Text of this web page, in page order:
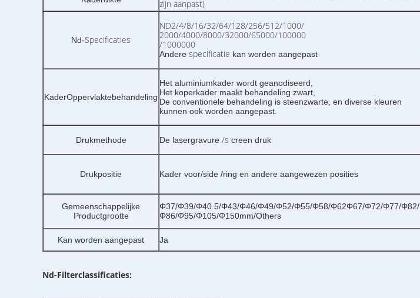
zijn aanpast)
Nd-Specificaties
ND2/4/8/16/32/64/128/256/512/1000/
2000/4000/8000/32000/65000/100000
/1000000
Andere specificatie kan worden aangepast
KaderOppervlaktebehandeling
Het aluminiumkader wordt geanodiseerd,
Het koperkader maakt behandeling zwart,
De conventionele behandeling is steenzwarte, en diverse kleuren
kunnen ook worden aangepast.
Drukmethode De lasergravure /s creen druk
Drukpositie Kader voor/side /ring en andere aangewezen posities
Gemeenschappelijke
Productgrootte
Φ37/Φ39/Φ40.5/Φ43/Φ46/Φ49/Φ52/Φ55/Φ58/Φ62Φ67/Φ72/Φ77/Φ82/
Φ86/Φ95/Φ105/Φ150mm/Others
Kan worden aangepast Ja
Nd-Filterclassificaties: